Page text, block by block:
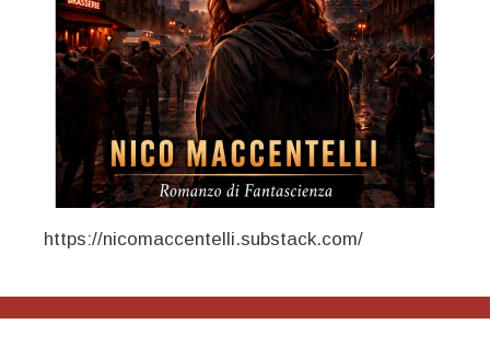
https://nicomaccentelli.substack.com/